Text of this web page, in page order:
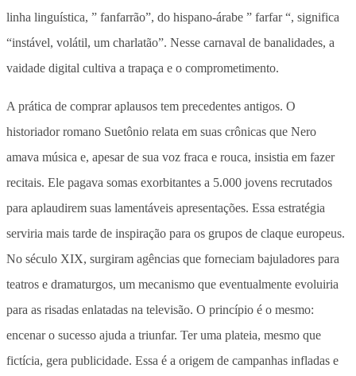
linha linguística, ” fanfarrão”, do hispano-árabe ” farfar “, significa
“instável, volátil, um charlatão”. Nesse carnaval de banalidades, a
vaidade digital cultiva a trapaça e o comprometimento.
A prática de comprar aplausos tem precedentes antigos. O
historiador romano Suetônio relata em suas crônicas que Nero
amava música e, apesar de sua voz fraca e rouca, insistia em fazer
recitais. Ele pagava somas exorbitantes a 5.000 jovens recrutados
para aplaudirem suas lamentáveis apresentações. Essa estratégia
serviria mais tarde de inspiração para os grupos de claque europeus.
No século XIX, surgiram agências que forneciam bajuladores para
teatros e dramaturgos, um mecanismo que eventualmente evoluiria
para as risadas enlatadas na televisão. O princípio é o mesmo:
encenar o sucesso ajuda a triunfar. Ter uma plateia, mesmo que
fictícia, gera publicidade. Essa é a origem de campanhas infladas e